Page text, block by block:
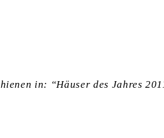
in: “Häuser des Jahres